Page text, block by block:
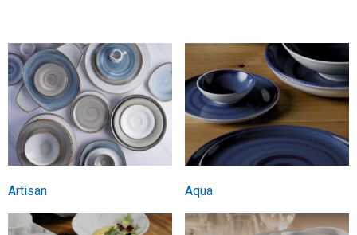
Artisan Aqua